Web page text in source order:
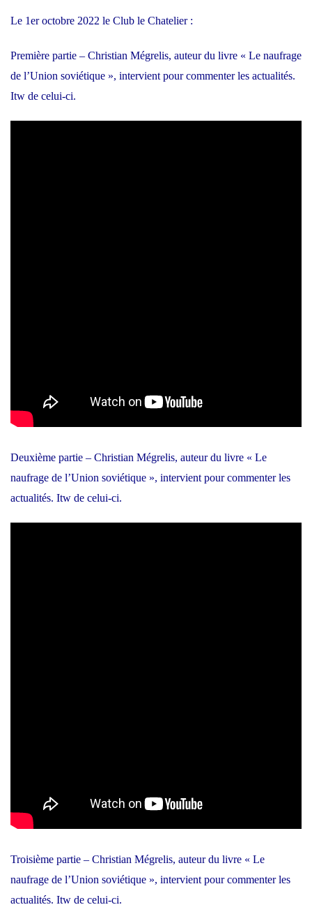
Le 1er octobre 2022 le Club le Chatelier :
Première partie – Christian Mégrelis, auteur du livre « Le naufrage
de l’Union soviétique », intervient pour commenter les actualités.
Itw de celui-ci.
Deuxième partie – Christian Mégrelis, auteur du livre « Le
naufrage de l’Union soviétique », intervient pour commenter les
actualités. Itw de celui-ci.
Troisième partie – Christian Mégrelis, auteur du livre « Le
naufrage de l’Union soviétique », intervient pour commenter les
actualités. Itw de celui-ci.